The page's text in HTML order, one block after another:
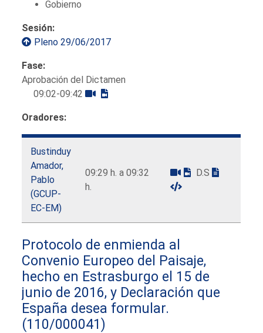
Gobierno
Sesión:
Pleno 29/06/2017
Fase:
Aprobación del Dictamen
09:02-09:42
Oradores:
Bustinduy
Amador,
Pablo
(GCUP-
EC-EM)
09:29 h. a 09:32
h.
D.S
Protocolo de enmienda al
Convenio Europeo del Paisaje,
hecho en Estrasburgo el 15 de
junio de 2016, y Declaración que
España desea formular.
(110/000041)